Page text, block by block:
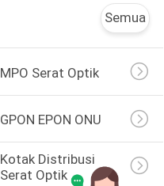
Semua
MPO Serat Optik
GPON EPON ONU
Kotak Distribusi
Serat Optik